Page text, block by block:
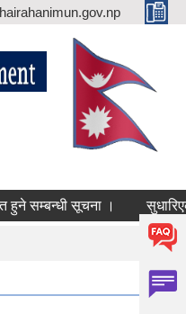
सम्बन्धी सूचना । सुधारिएको